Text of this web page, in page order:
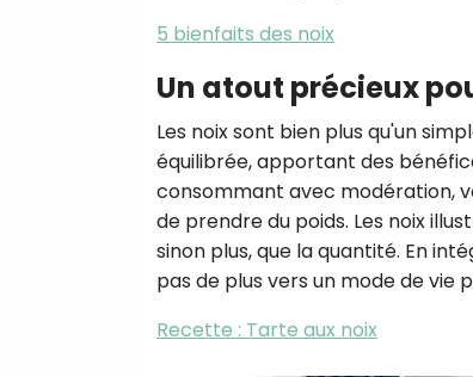
5 bienfaits des noix
Un atout précieux
Les noix sont bien plus qu'un
équilibrée, apportant des
consommant avec modération,
de prendre du poids. Les noix
sinon plus, que la quantité. En
pas de plus vers un mode de vie
Recette : Tarte aux noix